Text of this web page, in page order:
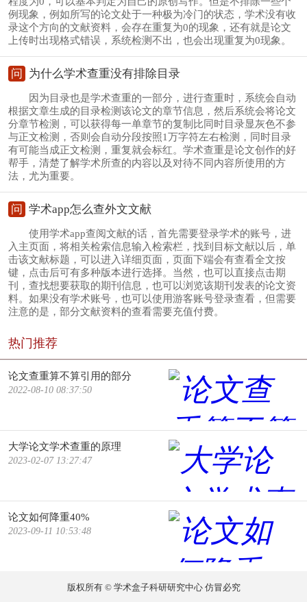
例现象，例如所写的论文处于一种极为冷门的状态，学术没有收
录这个方向的文献资料，会存在重复为0的现象，还有就是论文
上传时出现格式错误，系统检测不出，也会出现重复为0现象。
问 为什么学术查重没有排除目录
因为目录也是学术查重的一部分，进行查重时，系统会自动
根据文章生成的目录检测该论文的章节信息，然后系统会将论文
分章节检测，可以获得每一单章节的复制比同时目录显灰色不参
与正文检测，否则会自动分段按照1万字符左右检测，同时目录
有可能当成正文检测，重复就会标红。学术查重是论文创作的好
帮手，清楚了解学术所查的内容以及对待不同内容所使用的方
法，尤为重要。
问 学术app怎么查外文文献
使用学术app查阅文献的话，首先需要登录学术的账号，进
入主页面，将相关检索信息输入检索栏，找到目标文献以后，单
击该文献标题，可以进入详细页面，页面下端会有查看全文按
键，点击后可有多种版本进行选择。当然，也可以直接点击期
刊，查找想要获取的期刊信息，也可以浏览该期刊发表的论文资
料。如果没有学术账号，也可以使用游客账号登录查看，但需要
注意的是，部分文献资料的查看需要充值付费。
热门推荐
论文查重算不算引用的部分
2022-08-10 08:37:50
大学论文学术查重的原理
2023-02-07 13:27:47
论文如何降重40%
2023-09-11 10:53:48
版权所有 © 学术盒子科研研究中心 仿冒必究